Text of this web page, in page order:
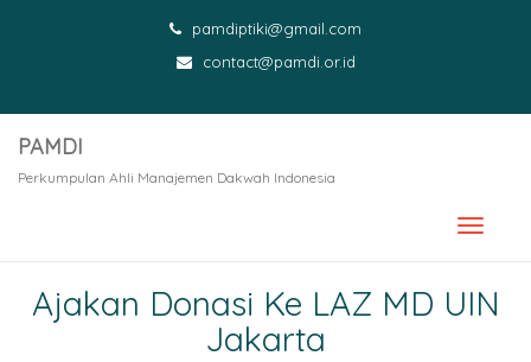
pamdiptiki@gmail.com
contact@pamdi.or.id
PAMDI
Perkumpulan Ahli Manajemen Dakwah Indonesia
Ajakan Donasi Ke LAZ MD UIN
Jakarta